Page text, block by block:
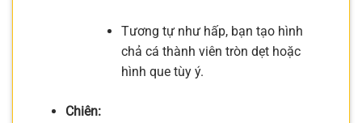
Tương tự như hấp, bạn tạo hình
chả cá thành viên tròn dẹt hoặc
hình que tùy ý.
Chiên: